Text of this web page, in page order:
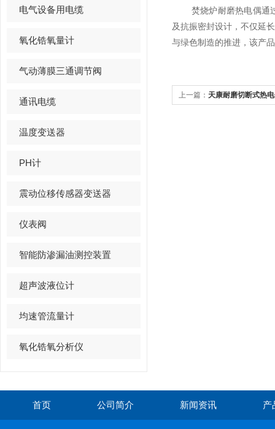
电气设备用电缆
氧化锆氧量计
气动薄膜三通调节阀
通讯电缆
温度变送器
PH计
震动位移传感器变送器
仪表阀
智能防渗漏油测控装置
超声波液位计
均速管流量计
氧化锆氧分析仪
焚烧炉耐磨热电偶通
及抗振密封设计，不仅延
与绿色制造的推进，该产
上一篇： 天康耐磨切断式热
首页 公司简介 新闻资讯 产